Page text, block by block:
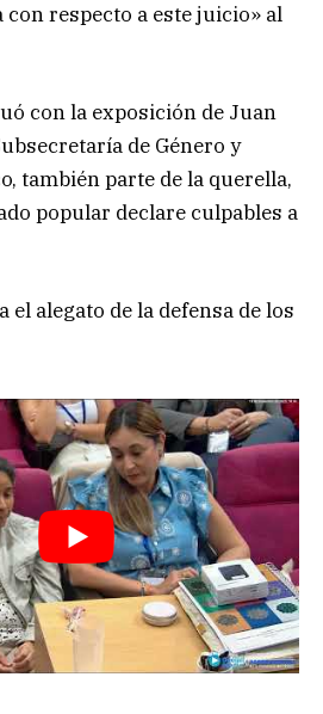
respecto a este juicio» al
con la exposición de Juan
de Género y
también parte de la querella,
popular declare culpables a
el alegato de la defensa de los